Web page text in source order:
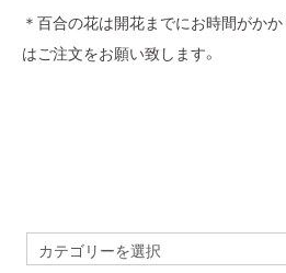
＊百合の花は開花までにお時間がか
はご注文をお願い致します。